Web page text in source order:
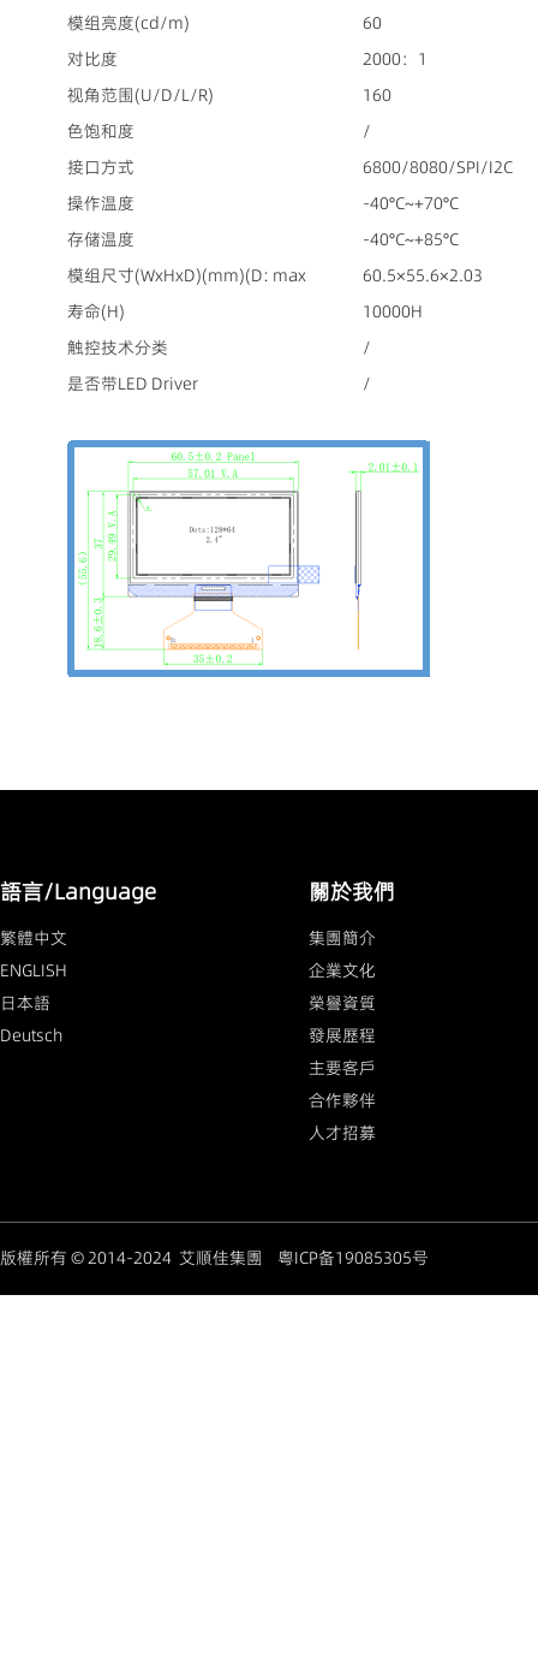
模组亮度(cd/m)
60
对比度
2000：1
视角范围(U/D/L/R)
160
色饱和度
/
接口方式
6800/8080/SPI/I2C
操作温度
-40°C~+70°C
存储温度
-40°C~+85°C
模组尺寸(WxHxD)(mm)(D: max
60.5×55.6×2.03
寿命(H)
10000H
触控技术分类
/
是否带LED Driver
/
語言/Language
繁體中文
ENGLISH
日本語
Deutsch
關於我們
集團簡介
企業文化
榮譽資質
發展歷程
主要客戶
合作夥伴
人才招募
版權所有 © 2014-2024 艾順佳集團 粤ICP备19085305号